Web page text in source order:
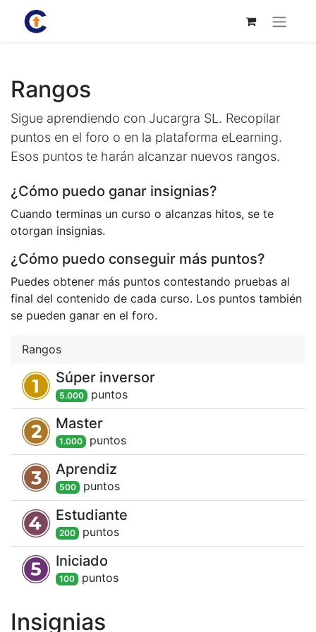
Rangos
Sigue aprendiendo con Jucargra SL. Recopilar
puntos en el foro o en la plataforma eLearning.
Esos puntos te harán alcanzar nuevos rangos.
¿Cómo puedo ganar insignias?
Cuando terminas un curso o alcanzas hitos, se te
otorgan insignias.
¿Cómo puedo conseguir más puntos?
Puedes obtener más puntos contestando pruebas al
final del contenido de cada curso. Los puntos también
se pueden ganar en el foro.
Rangos
Súper inversor
5.000 puntos
Master
1.000 puntos
Aprendiz
500 puntos
Estudiante
200 puntos
Iniciado
100 puntos
Insignias